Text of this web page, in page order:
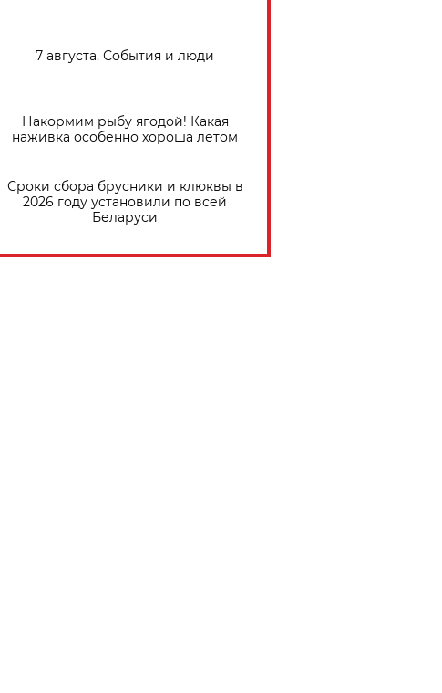
7 августа. События и люди
Накормим рыбу ягодой! Какая
наживка особенно хороша летом
Сроки сбора брусники и клюквы в
2026 году установили по всей
Беларуси